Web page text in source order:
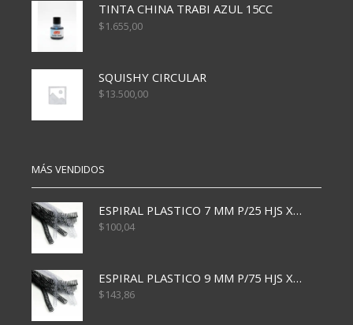
TINTA CHINA TRABI AZUL 15CC
$1.655,00
SQUISHY CIRCULAR
$13.500,00
MÁS VENDIDOS
ESPIRAL PLASTICO 7 MM P/25 HJS X50x3000
$100,04
ESPIRAL PLASTICO 9 MM P/75 HJS X50X2400
$143,86